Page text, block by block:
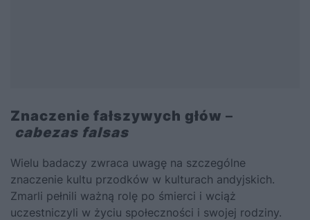
Znaczenie fałszywych głów –
cabezas falsas
Wielu badaczy zwraca uwagę na szczególne
znaczenie kultu przodków w kulturach andyjskich.
Zmarli pełnili ważną rolę po śmierci i wciąż
uczestniczyli w życiu społeczności i swojej rodziny.